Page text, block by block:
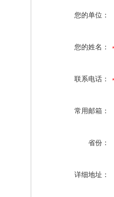
您的单位：
您的姓名：
联系电话：
常用邮箱：
省份：
详细地址：